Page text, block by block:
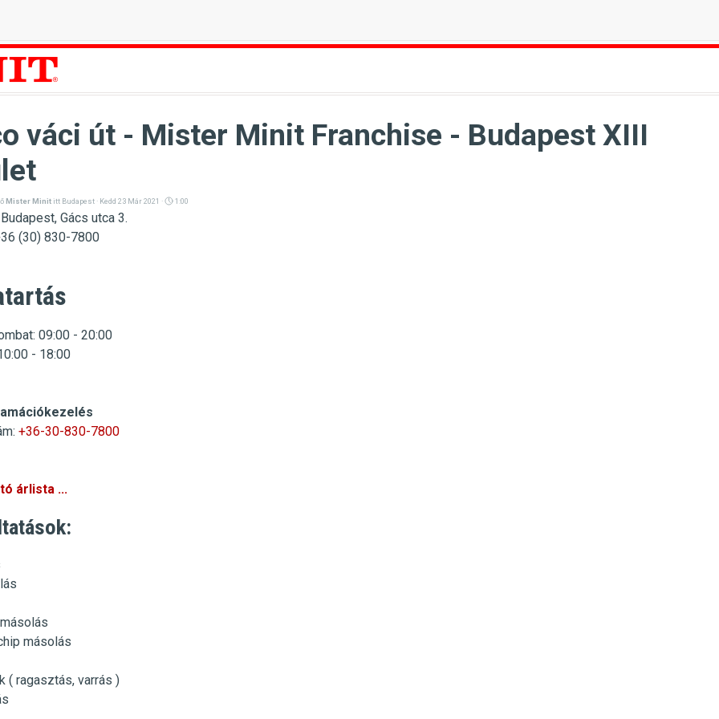
váci út - Mister Minit Franchise - Budapest XIII
Mister Minit itt Budapest · Kedd 23 Már 2021 · 1:00
Gács utca 3.
(30) 830-7800
09:00 - 20:00
- 18:00
+36-30-830-7800
árlista ...
másolás
( ragasztás, varrás )